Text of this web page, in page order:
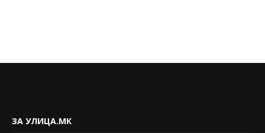
ЗА УЛИЦА.МК